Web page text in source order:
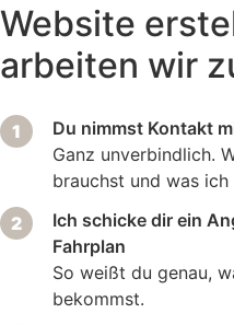
Website
arbeiten wir
Du nimmst Kontakt
Ganz unverbindlich.
brauchst und was
Ich schicke dir ein
Fahrplan
So weißt du genau,
bekommst.